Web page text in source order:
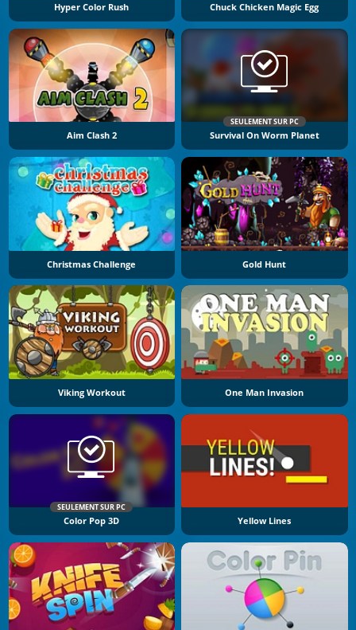
Hyper Color Rush Chuck Chicken Magic Egg
Aim Clash 2
SEULEMENT SUR PC
Survival On Worm Planet
Christmas Challenge Gold Hunt
Viking Workout One Man Invasion
SEULEMENT SUR PC
Color Pop 3D Yellow Lines